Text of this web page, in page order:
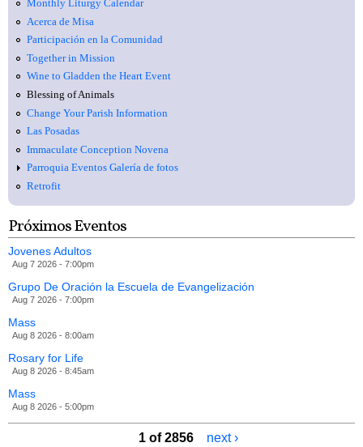
Monthly Liturgy Calendar
Acerca de Misa
Participación en la Comunidad
Together in Mission
Wine to Gladden the Heart Event
Blessing of Animals
Change Your Parish Information
Las Posadas
Immaculate Conception Novena
Parroquia Eventos Galería de fotos
Retrofit
Próximos Eventos
Jovenes Adultos
Aug 7 2026 - 7:00pm
Grupo De Oración la Escuela de Evangelización
Aug 7 2026 - 7:00pm
Mass
Aug 8 2026 - 8:00am
Rosary for Life
Aug 8 2026 - 8:45am
Mass
Aug 8 2026 - 5:00pm
1 of 2856 next ›